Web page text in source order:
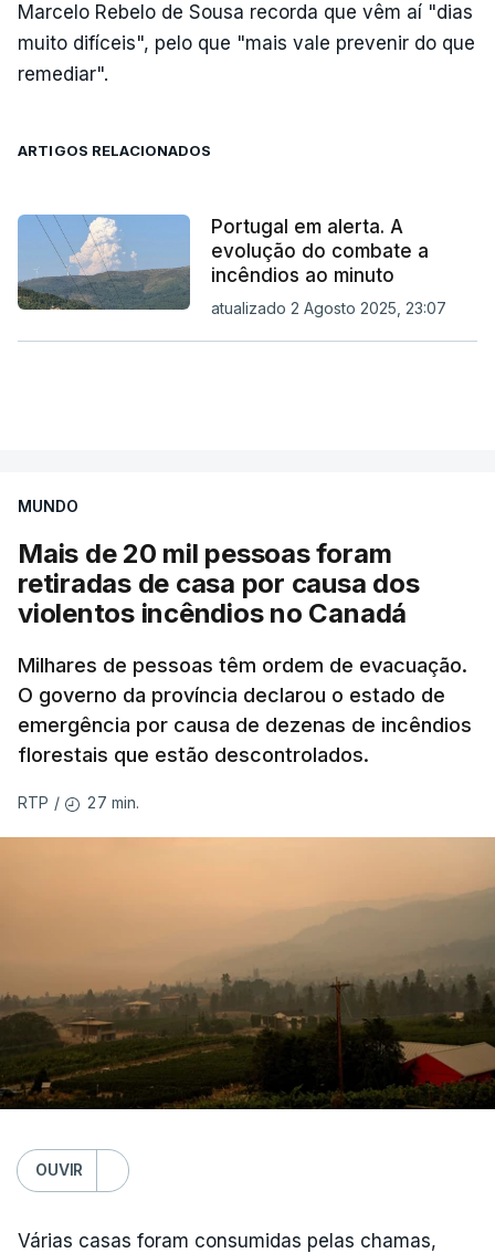
Marcelo Rebelo de Sousa recorda que vêm aí "dias
muito difíceis", pelo que "mais vale prevenir do que
remediar".
ARTIGOS RELACIONADOS
Portugal em alerta. A
evolução do combate a
incêndios ao minuto
atualizado 2 Agosto 2025, 23:07
MUNDO
Mais de 20 mil pessoas foram
retiradas de casa por causa dos
violentos incêndios no Canadá
Milhares de pessoas têm ordem de evacuação.
O governo da província declarou o estado de
emergência por causa de dezenas de incêndios
florestais que estão descontrolados.
RTP / 27 min.
OUVIR
Várias casas foram consumidas pelas chamas,